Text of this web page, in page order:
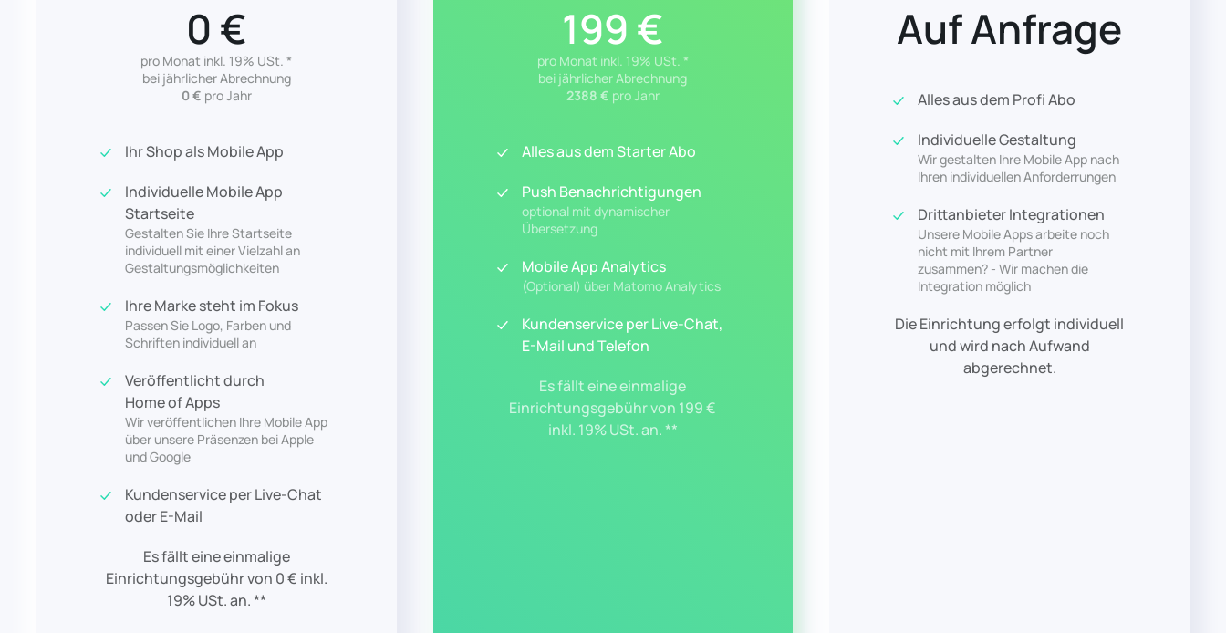
0 €
pro Monat inkl. 19% USt. *
bei jährlicher Abrechnung
0 € pro Jahr
Ihr Shop als Mobile App
Individuelle Mobile App
Startseite
Gestalten Sie Ihre Startseite
individuell mit einer Vielzahl an
Gestaltungsmöglichkeiten
Ihre Marke steht im Fokus
Passen Sie Logo, Farben und
Schriften individuell an
Veröffentlicht durch
Home of Apps
Wir veröffentlichen Ihre Mobile App
über unsere Präsenzen bei Apple
und Google
Kundenservice per Live-Chat
oder E-Mail
Es fällt eine einmalige
Einrichtungsgebühr von 0 € inkl.
19% USt. an. **
199 €
pro Monat inkl. 19% USt. *
bei jährlicher Abrechnung
2388 € pro Jahr
Alles aus dem Starter Abo
Push Benachrichtigungen
optional mit dynamischer
Übersetzung
Mobile App Analytics
(Optional) über Matomo Analytics
Kundenservice per Live-Chat,
E-Mail und Telefon
Es fällt eine einmalige
Einrichtungsgebühr von 199 €
inkl. 19% USt. an. **
Auf Anfrage
Alles aus dem Profi Abo
Individuelle Gestaltung
Wir gestalten Ihre Mobile App nach
Ihren individuellen Anforderrungen
Drittanbieter Integrationen
Unsere Mobile Apps arbeite noch
nicht mit Ihrem Partner
zusammen? - Wir machen die
Integration möglich
Die Einrichtung erfolgt individuell
und wird nach Aufwand
abgerechnet.